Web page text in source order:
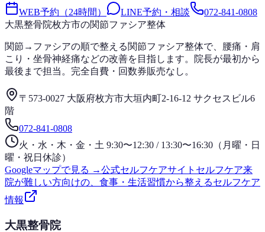
WEB予約（24時間） LINE予約・相談
072-841-0808
大黒整骨院枚方市の関節ファシア整体
関節→ファシアの順で整える関節ファシア整体で、腰痛・肩
こり・坐骨神経痛などの改善を目指します。院長が最初から
最後まで担当。完全自費・回数券販売なし。
〒573-0027 大阪府枚方市大垣内町2-16-12 サクセスビル6
階
072-841-0808
火・水・木・金・土 9:30〜12:30 / 13:30〜16:30（月曜・日
曜・祝日休診）
Googleマップで見る →公式セルフケアサイト セルフケア来
院が難しい方向けの、食事・生活習慣から整えるセルフケア
情報
大黒整骨院